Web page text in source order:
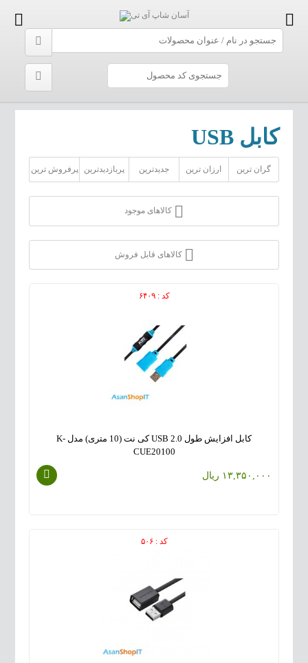
کابل USB
گران ترین ارزان ترین جدیدترین پربازدیدترین پرفروش ترین
کالاهای موجود
کالاهای قابل فروش
کد : ۶۴۰۹
کابل افزایش طول USB 2.0 کی نت (10 متری) مدل K-
CUE20100
۱۳,۳۵۰,۰۰۰ ریال
کد : ۵۰۶